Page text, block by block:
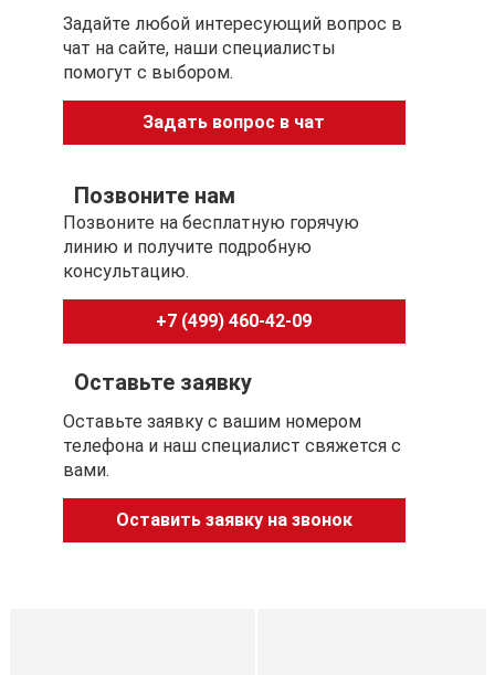
Задайте любой интересующий вопрос в
чат на сайте, наши специалисты
помогут с выбором.
Задать вопрос в чат
Позвоните нам
Позвоните на бесплатную горячую
линию и получите подробную
консультацию.
+7 (499) 460-42-09
Оставьте заявку
Оставьте заявку с вашим номером
телефона и наш специалист свяжется с
вами.
Оставить заявку на звонок